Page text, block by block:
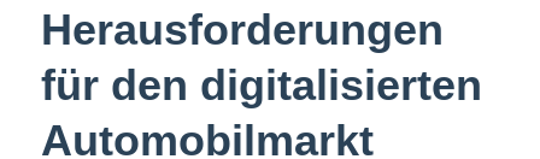
Herausforderungen
für den digitalisierten
Automobilmarkt